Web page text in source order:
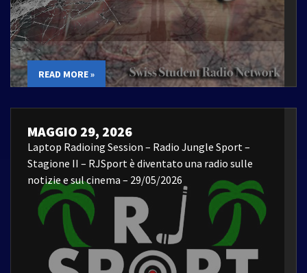
READ MORE »
MAGGIO 29, 2026
Laptop Radioing Session – Radio Jungle Sport –
Stagione II – RJSport è diventato una radio sulle
notizie e sul cinema – 29/05/2026